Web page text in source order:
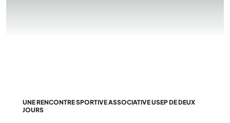
UNE RENCONTRE SPORTIVE ASSOCIATIVE USEP DE DEUX
JOURS